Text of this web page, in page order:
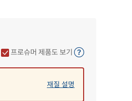
프로슈머 제품도 보기
재질 설명
재질 설명